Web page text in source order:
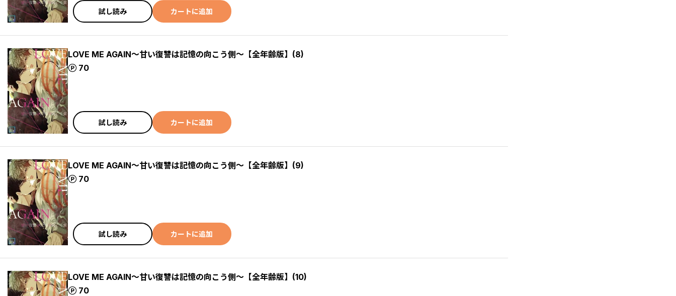
試し読み カートに追加
LOVE ME AGAIN～甘い復讐は記憶の向こう側～【全年齢版】(8)
70
ポイント
試し読み カートに追加
LOVE ME AGAIN～甘い復讐は記憶の向こう側～【全年齢版】(9)
70
ポイント
試し読み カートに追加
LOVE ME AGAIN～甘い復讐は記憶の向こう側～【全年齢版】(10)
70
ポイント